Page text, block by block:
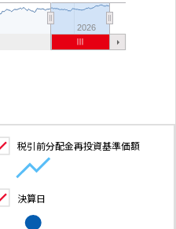
2026
税引前分配金再投資基準価額
決算日